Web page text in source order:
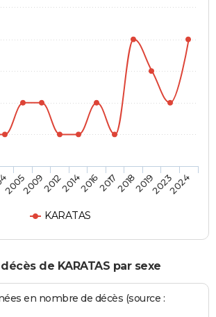
KARATAS
2005200920122014201620172018201920232024
de KARATAS par sexe
en nombre de décès (source :